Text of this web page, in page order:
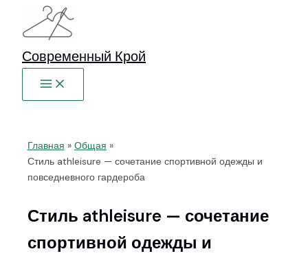
Перейти
содержимому
Современный Крой
Главная
Общая
Стиль athleisure — сочетание спортивной одежды и
повседневного гардероба
Стиль athleisure — сочетание
спортивной одежды и